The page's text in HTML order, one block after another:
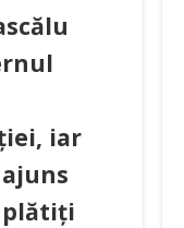
iar
plătiți